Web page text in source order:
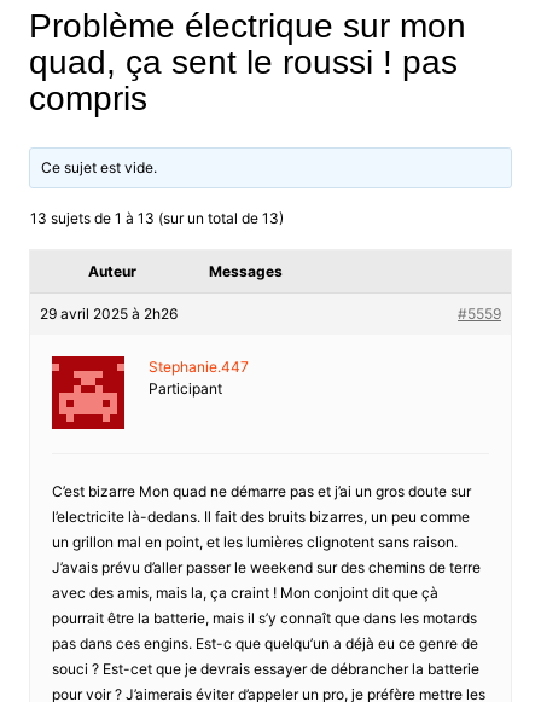
Problème électrique sur mon
quad, ça sent le roussi ! pas
compris
Ce sujet est vide.
13 sujets de 1 à 13 (sur un total de 13)
Auteur Messages
29 avril 2025 à 2h26 #5559
Stephanie.447
Participant
C’est bizarre Mon quad ne démarre pas et j’ai un gros doute sur
l’electricite là-dedans. Il fait des bruits bizarres, un peu comme
un grillon mal en point, et les lumières clignotent sans raison.
J’avais prévu d’aller passer le weekend sur des chemins de terre
avec des amis, mais la, ça craint ! Mon conjoint dit que çà
pourrait être la batterie, mais il s’y connaît que dans les motards
pas dans ces engins. Est-c que quelqu’un a déjà eu ce genre de
souci ? Est-cet que je devrais essayer de débrancher la batterie
pour voir ? J’aimerais éviter d’appeler un pro, je préfère mettre les